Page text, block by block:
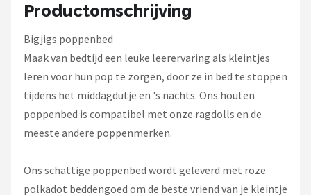
L.O.L. Surprise!
Monster High
Alle merken →
Productomschrijving
Bigjigs poppenbed
Maak van bedtijd een leuke leerervaring als kleintjes
leren voor hun pop te zorgen, door ze in bed te stoppen
tijdens het middagdutje en 's nachts. Ons houten
poppenbed is compatibel met onze ragdolls en de
meeste andere poppenmerken.
Ons schattige poppenbed wordt geleverd met roze
polkadot beddengoed om de beste vriend van je kleintje